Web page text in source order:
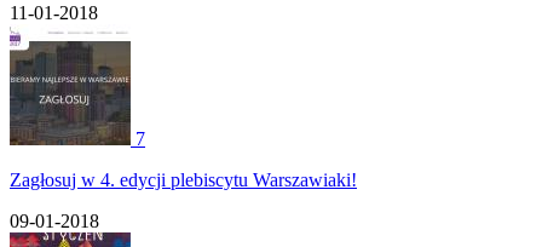
11-01-2018
7
Zagłosuj w 4. edycji plebiscytu Warszawiaki!
09-01-2018